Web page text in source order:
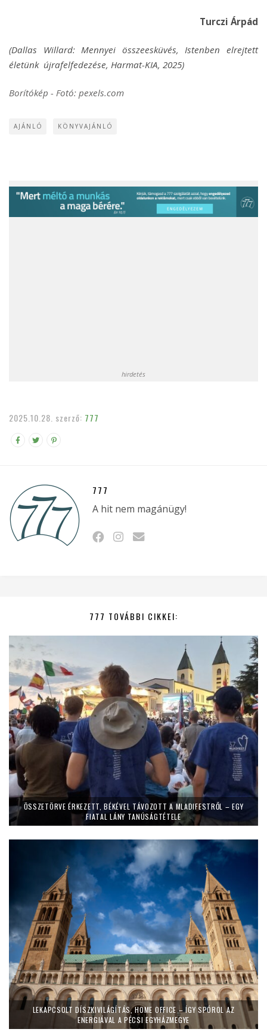
Turczi Árpád
(Dallas Willard: Mennyei összeesküvés, Istenben elrejtett
életünk újrafelfedezése, Harmat-KIA, 2025)
Borítókép - Fotó: pexels.com
AJÁNLÓ KÖNYVAJÁNLÓ
hirdetés
2025.10.28. szerző: 777
777
A hit nem magánügy!
777 TOVÁBBI CIKKEI:
ÖSSZETÖRVE ÉRKEZETT, BÉKÉVEL TÁVOZOTT A MLADIFESTRŐL – EGY
FIATAL LÁNY TANÚSÁGTÉTELE
LEKAPCSOLT DÍSZKIVILÁGÍTÁS, HOME OFFICE – ÍGY SPÓROL AZ
ENERGIÁVAL A PÉCSI EGYHÁZMEGYE